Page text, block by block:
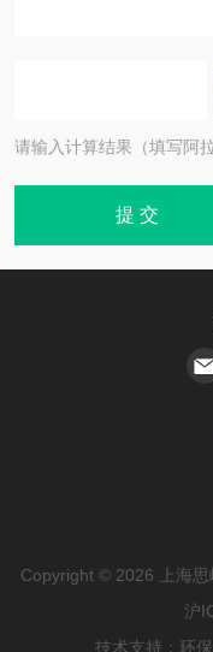
请输入计算结果（填写阿
Copyright © 2026 上海
沪
技术支持： 环